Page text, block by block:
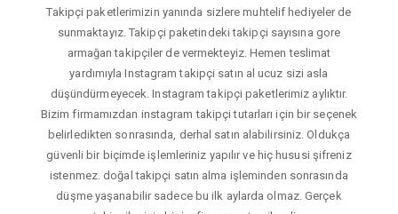
Takipçi paketlerimizin yanında sizlere muhtelif hediyeler de
sunmaktayız. Takipçi paketindeki takipçi sayısına gore
armağan takipçiler de vermekteyiz. Hemen teslimat
yardımıyla Instagram takipçi satın al ucuz sizi asla
düşündürmeyecek. Instagram takipçi paketlerimiz aylıktır.
Bizim firmamızdan instagram takipçi tutarları için bir seçenek
belirledikten sonrasında, derhal satın alabilirsiniz. Oldukça
güvenli bir biçimde işlemleriniz yapılır ve hiç hususi şifreniz
istenmez. doğal takipçi satın alma işleminden sonrasında
düşme yaşanabilir sadece bu ilk aylarda olmaz. Gerçek